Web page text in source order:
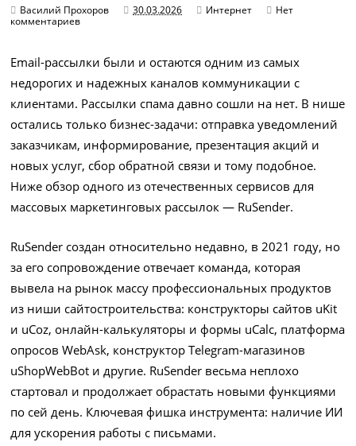
Василий Прохоров 30.03.2026 Интернет
Нет
комментариев
Email-рассылки были и остаются одним из самых
недорогих и надежных каналов коммуникации с
клиентами. Рассылки спама давно сошли на нет. В нише
остались только бизнес-задачи: отправка уведомлений
заказчикам, информирование, презентация акций и
новых услуг, сбор обратной связи и тому подобное.
Ниже обзор одного из отечественных сервисов для
массовых маркетинговых рассылок — RuSender.
RuSender создан относительно недавно, в 2021 году, но
за его сопровождение отвечает команда, которая
вывела на рынок массу профессиональных продуктов
из ниши сайтостроительства: конструкторы сайтов uKit
и uCoz, онлайн-калькуляторы и формы uCalc, платформа
опросов WebAsk, конструктор Telegram-магазинов
uShopWebBot и другие. RuSender весьма неплохо
стартовал и продолжает обрастать новыми функциями
по сей день. Ключевая фишка инструмента: наличие ИИ
для ускорения работы с письмами.